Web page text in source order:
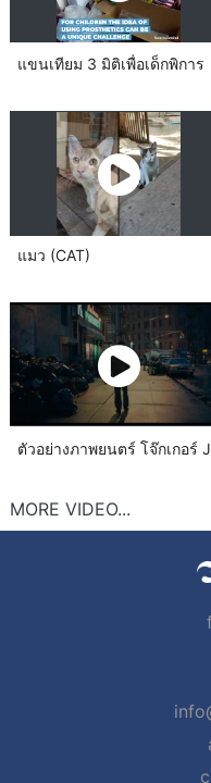
แขนเทียม 3 มิติเพื่อเด็กพิการ
แมว (CAT)
ตัวอย่างภาพยนตร์ โจ๊กเกอร์
MORE VIDEO...